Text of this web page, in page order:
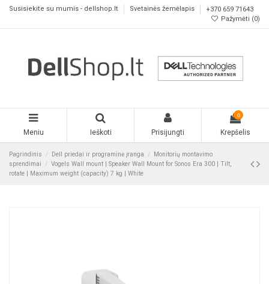
Susisiekite su mumis - dellshop.lt Svetainės žemėlapis
+370 659 71643
Pažymėti (0)
Meniu Ieškoti Prisijungti
0
Krepšelis
Pagrindinis Dell priedai ir programinė įranga
Monitorių montavimo
sprendimai
Vogels Wall mount | Speaker Wall Mount for Sonos Era 300 | Tilt,
rotate | Maximum weight (capacity) 7 kg | White